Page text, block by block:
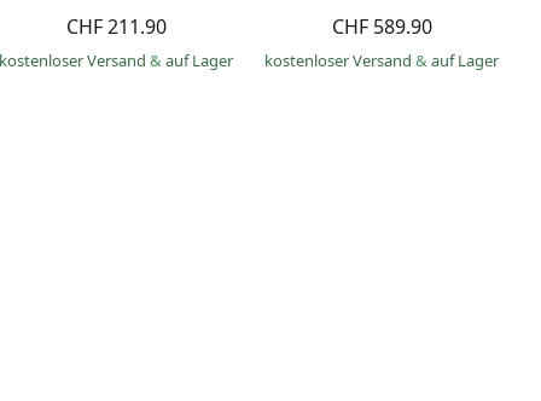
CHF 211.90
kostenloser Versand& auf Lager
CHF 589.90
kostenloser Versand& auf Lager